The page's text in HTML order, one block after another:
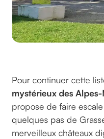
Pour continuer cette
mystérieux des
propose de faire
quelques pas de
merveilleux châteaux